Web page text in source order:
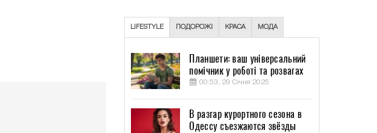
LIFESTYLE ПОДОРОЖІ КРАСА МОДА
Планшети: ваш універсальний
помічник у роботі та розвагах
00:53, 29 Січня 2025
В разгар курортного сезона в
Одессу съезжаются звёзды